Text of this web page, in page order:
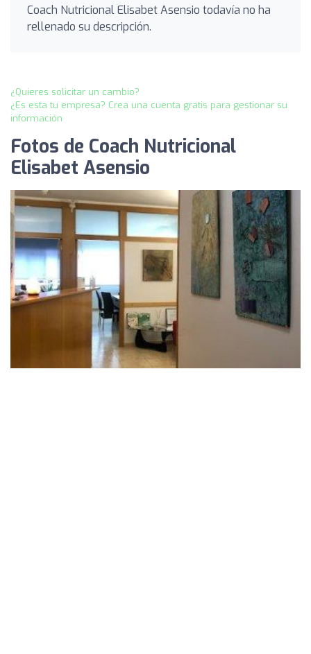
Coach Nutricional Elisabet Asensio todavía no ha
rellenado su descripción.
¿Quieres solicitar un cambio?
¿Es esta tu empresa? Crea una cuenta gratis para gestionar su
información
Fotos de Coach Nutricional
Elisabet Asensio